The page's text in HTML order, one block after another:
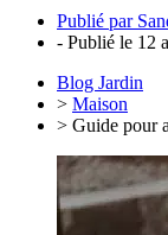
Publié par
- Publié le 12
Blog Jardin
> Maison
> Guide pour